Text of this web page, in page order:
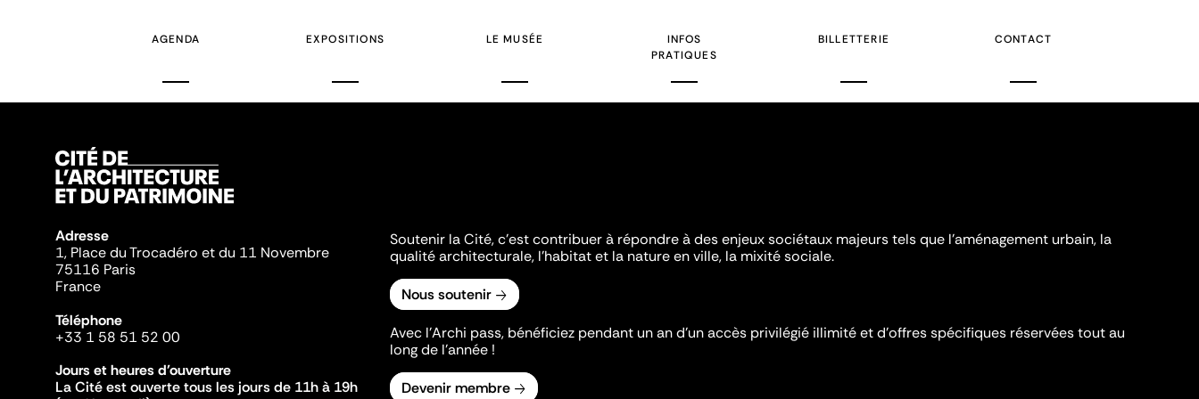
AGENDA EXPOSITIONS LE MUSÉE
INFOS
PRATIQUES
BILLETTERIE CONTACT
Adresse
1, Place du Trocadéro et du 11 Novembre
75116 Paris
France
Téléphone
+33 1 58 51 52 00
Jours et heures d'ouverture
La Cité est ouverte tous les jours de 11h à 19h
Soutenir la Cité, c'est contribuer à répondre à des enjeux sociétaux majeurs tels que l'aménagement urbain, la
qualité architecturale, l'habitat et la nature en ville, la mixité sociale.
Nous soutenir
Avec l’Archi pass, bénéficiez pendant un an d’un accès privilégié illimité et d’offres spécifiques réservées tout au
long de l’année !
Devenir membre